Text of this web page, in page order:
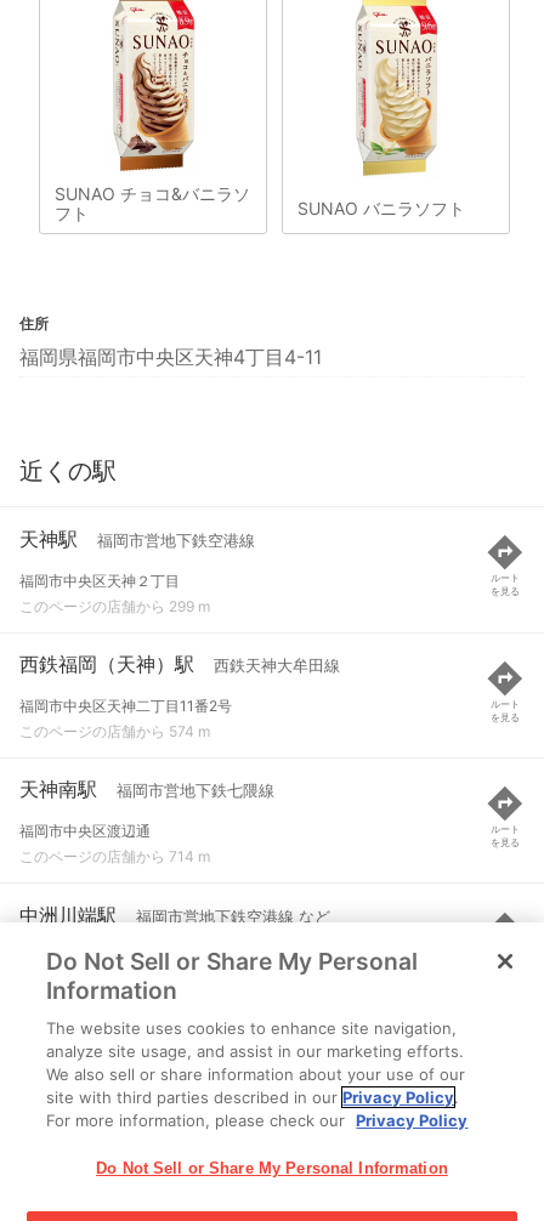
SUNAO チョコ&バニラソ
フト
SUNAO バニラソフト
住所
福岡県福岡市中央区天神4丁目4-11
近くの駅
天神駅 福岡市営地下鉄空港線
福岡市中央区天神２丁目
このページの店舗から 299 m
ルート
を見る
西鉄福岡（天神）駅 西鉄天神大牟田線
福岡市中央区天神二丁目11番2号
このページの店舗から 574 m
ルート
を見る
天神南駅 福岡市営地下鉄七隈線
福岡市中央区渡辺通
このページの店舗から 714 m
ルート
を見る
中洲川端駅 福岡市営地下鉄空港線 など
福岡市博多区上川端町
このページの店舗から 753 m
ルート
を見る
赤坂駅 福岡市営地下鉄空港線
福岡市中央区赤坂１丁目
このページの店舗から 867 m
Do Not Sell or Share My Personal
Information
The website uses cookies to enhance site navigation,
analyze site usage, and assist in our marketing efforts.
We also sell or share information about your use of our
site with third parties described in ourPrivacy Policy.
For more information, please check our Privacy Policy
Do Not Sell or Share My Personal Information